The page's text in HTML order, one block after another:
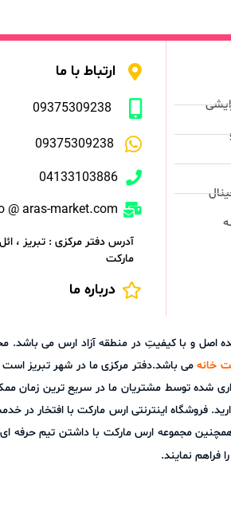
ارتباط با ما
09375309238
09375309238
04133103886
@ aras-market.com
آدرس دفتر مرکزی : تبریز ،
مارکت
درباره ما
اصل و با کیفیتِ در منطقه آزاد ارس می
خانهمی باشد.دفتر مرکزی ما در شهر تبریز است
شده توسط مشتریان ما در سریع ترین زمان
خود را از طریق پشتیبانی آنلاین مجموعه (09375309238) با ما در میان بگذارید.
مجموعه ارس مارکت با داشتن تیم حرفه
فراهم نمایند.